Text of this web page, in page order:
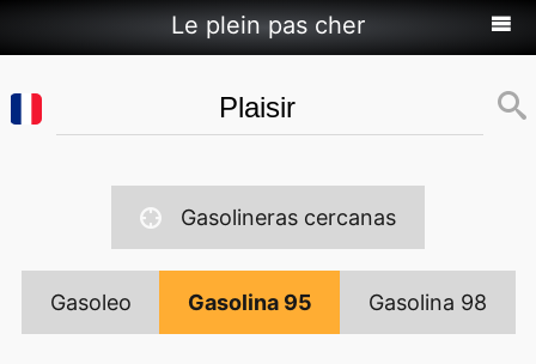
Le plein pas cher
Gasolineras cercanas
Gasoleo Gasolina 95 Gasolina 98